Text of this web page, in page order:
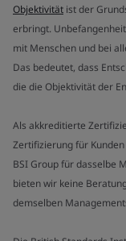
Objektivität ist der
erbringt.
mit Menschen und bei
Das bedeutet, dass
die die Objektivität der
Als akkreditierte
Zertifizierung für
BSI Group für dasselbe
bieten wir keine
demselben